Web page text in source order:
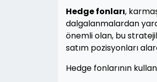
Hedge fonları,
dalgalanmalardan
önemli olan, bu
satım pozisyonları
Hedge fonlarının